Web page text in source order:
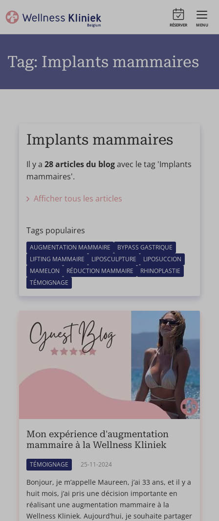
MENU
RÉSERVER
Tag: Implants mammaires
Implants mammaires
Il y a 28 articles du blogavec le tag 'Implants
mammaires'.
Afficher tous les articles
Tags populaires
AUGMENTATION MAMMAIRE
BYPASS GASTRIQUE
LIFTING MAMMAIRE
LIPOSCULPTURE
LIPOSUCCION
MAMELON
RÉDUCTION MAMMAIRE
RHINOPLASTIE
TÉMOIGNAGE
Mon expérience d'augmentation
mammaire à la Wellness Kliniek
TÉMOIGNAGE 25-11-2024
Bonjour, je m’appelle Maureen, j’ai 33 ans, et il y a
huit mois, j’ai pris une décision importante en
réalisant une augmentation mammaire à la
Wellness Kliniek. Aujourd’hui, je souhaite partager